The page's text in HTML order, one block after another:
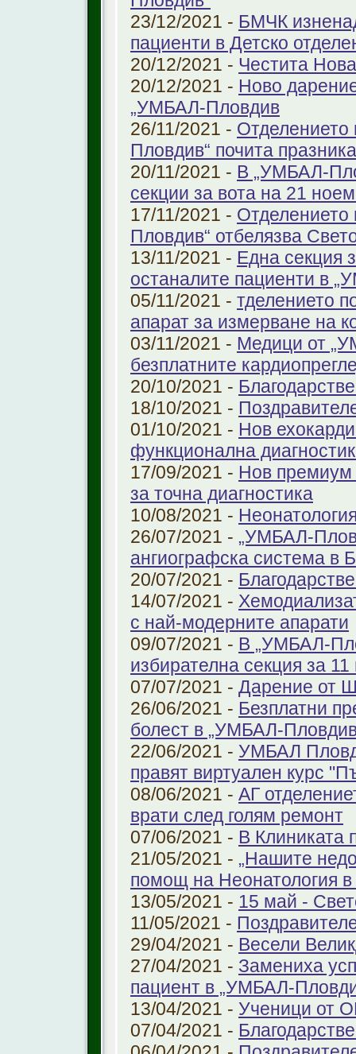
23/12/2021 - БМЧК
пациенти в Детско
20/12/2021 - Честита
20/12/2021 - Ново
„УМБАЛ-Пловдив
26/11/2021 -
Пловдив“ почита
20/11/2021 - В „УМБАЛ-
секции за вота на 21
17/11/2021 -
Пловдив“ отбелязва
13/11/2021 - Една секция
останалите пациенти в
05/11/2021 - тделението
апарат за измерване на
03/11/2021 - Медици от
безплатните
20/10/2021 -
18/10/2021 -
01/10/2021 - Нов
функционална
17/09/2021 - Нов премиум
за точна диагностика
10/08/2021 -
26/07/2021 - „УМБАЛ-
ангиографска система в
20/07/2021 -
14/07/2021 -
с най-модерните апарати
09/07/2021 - В „УМБАЛ-
избирателна секция за 11
07/07/2021 - Дарение от
26/06/2021 - Безплатни
болест в „УМБАЛ-
22/06/2021 - УМБАЛ
правят виртуален курс
08/06/2021 - АГ
врати след голям ремонт
07/06/2021 - В Клиниката
21/05/2021 - „Нашите
помощ на Неонатология
13/05/2021 - 15 май -
11/05/2021 -
29/04/2021 - Весели
27/04/2021 - Замениха
пациент в „УМБАЛ-
13/04/2021 - Ученици от
07/04/2021 -